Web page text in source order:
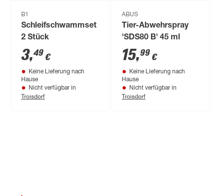
B1
Schleifschwammset
2 Stück
3,49 €
Keine Lieferung nach
Hause
Nicht verfügbar in
Troisdorf
ABUS
Tier-Abwehrspray
'SDS80 B' 45 ml
15,99 €
Keine Lieferung nach
Hause
Nicht verfügbar in
Troisdorf